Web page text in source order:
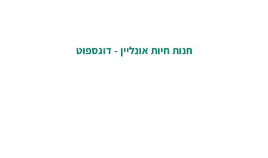
חנות חיות אונליין - דוגספוט